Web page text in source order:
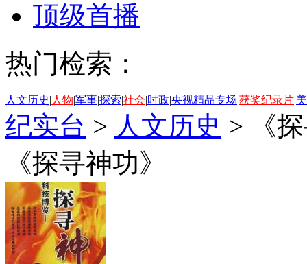
顶级首播
热门检索：
人文历史| 人物|军事|探索|社会|时政|央视精品专场|获奖纪录片|
纪实台 > 人文历史 >
《
《探寻神功》